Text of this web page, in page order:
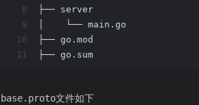
8
9
10
11
├── server
│    └── main.go
├── go.mod
├── go.sum
base.proto文件如下